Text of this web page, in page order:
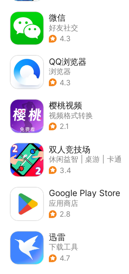
微信
好友社交
4.3
QQ浏览器
浏览器
4.3
樱桃视频
视频格式转换
2.1
双人竞技场
休闲益智 桌游
卡通
3.4
Google Play Store
应用商店
2.8
迅雷
下载工具
4.7